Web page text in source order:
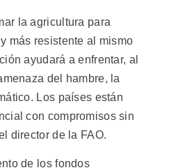
la agricultura para
más resistente al mismo
ayudará a enfrentar, al
del hambre, la
Los países están
con compromisos sin
director de la FAO.
de los fondos